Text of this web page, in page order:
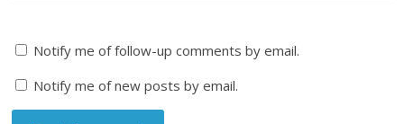
Notify me of follow-up comments by email.
Notify me of new posts by email.